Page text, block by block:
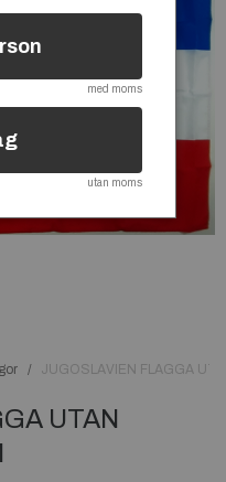
JUGOSLAVIEN FLAGGA
UTAN
med moms
utan moms